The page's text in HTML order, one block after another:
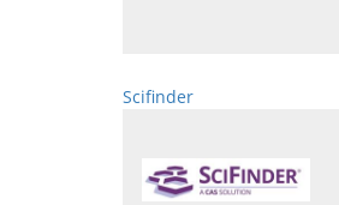
Scifinder